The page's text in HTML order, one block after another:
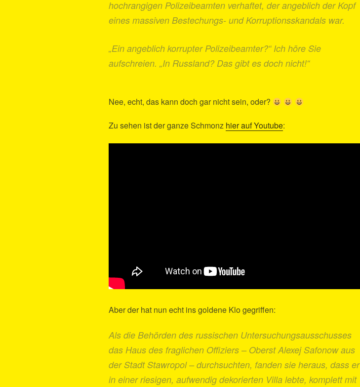
hochrangigen Polizeibeamten verhaftet, der angeblich der Kopf
eines massiven Bestechungs- und Korruptionsskandals war.
„Ein angeblich korrupter Polizeibeamter?“ Ich höre Sie
aufschreien. „In Russland? Das gibt es doch nicht!“
Nee, echt, das kann doch gar nicht sein, oder?
Zu sehen ist der ganze Schmonz hier auf Youtube:
Aber der hat nun echt ins goldene Klo gegriffen:
Als die Behörden des russischen Untersuchungsausschusses
das Haus des fraglichen Offiziers – Oberst Alexej Safonow aus
der Stadt Stawropol – durchsuchten, fanden sie heraus, dass er
in einer riesigen, aufwendig dekorierten Villa lebte, komplett mit